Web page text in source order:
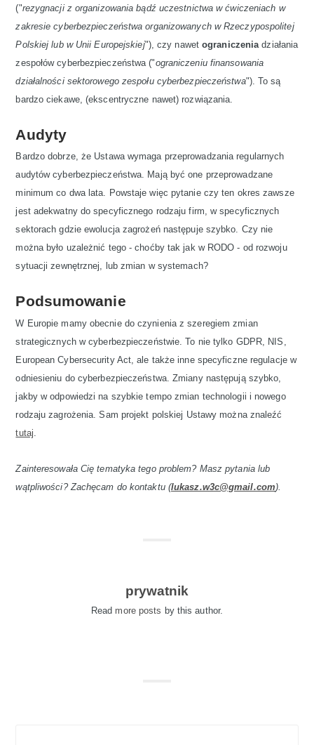
("rezygnacji z organizowania bądź uczestnictwa w ćwiczeniach w
zakresie cyberbezpieczeństwa organizowanych w Rzeczypospolitej
Polskiej lub w Unii Europejskiej"), czy nawetograniczeniadziałania
zespołów cyberbezpieczeństwa ("ograniczeniu finansowania
działalności sektorowego zespołu cyberbezpieczeństwa"). To są
bardzo ciekawe, (ekscentryczne nawet) rozwiązania.
Audyty
Bardzo dobrze, że Ustawa wymaga przeprowadzania regularnych
audytów cyberbezpieczeństwa. Mają być one przeprowadzane
minimum co dwa lata. Powstaje więc pytanie czy ten okres zawsze
jest adekwatny do specyficznego rodzaju firm, w specyficznych
sektorach gdzie ewolucja zagrożeń następuje szybko. Czy nie
można było uzależnić tego - choćby tak jak w RODO - od rozwoju
sytuacji zewnętrznej, lub zmian w systemach?
Podsumowanie
W Europie mamy obecnie do czynienia z szeregiem zmian
strategicznych w cyberbezpieczeństwie. To nie tylko GDPR, NIS,
European Cybersecurity Act, ale także inne specyficzne regulacje w
odniesieniu do cyberbezpieczeństwa. Zmiany następują szybko,
jakby w odpowiedzi na szybkie tempo zmian technologii i nowego
rodzaju zagrożenia. Sam projekt polskiej Ustawy można znaleźć
tutaj
Zainteresowała Cię tematyka tego problem? Masz pytania lub
wątpliwości? Zachęcam do kontaktu (lukasz.w3c@gmail.com).
prywatnik
Read more posts by this author.